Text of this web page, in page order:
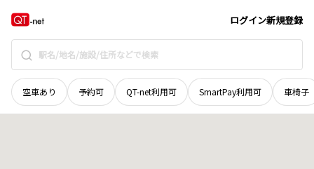
ログイン新規登録
空車あり 予約可 QT-net利用可 SmartPay利用可 車椅子
愛媛県